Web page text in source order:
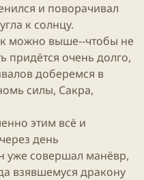
и поворачивал
к солнцу.
можно выше--чтобы не
придётся очень долго,
доберемся в
силы, Сакра,
этим всё и
день
уже совершал манёвр,
взявшемуся дракону